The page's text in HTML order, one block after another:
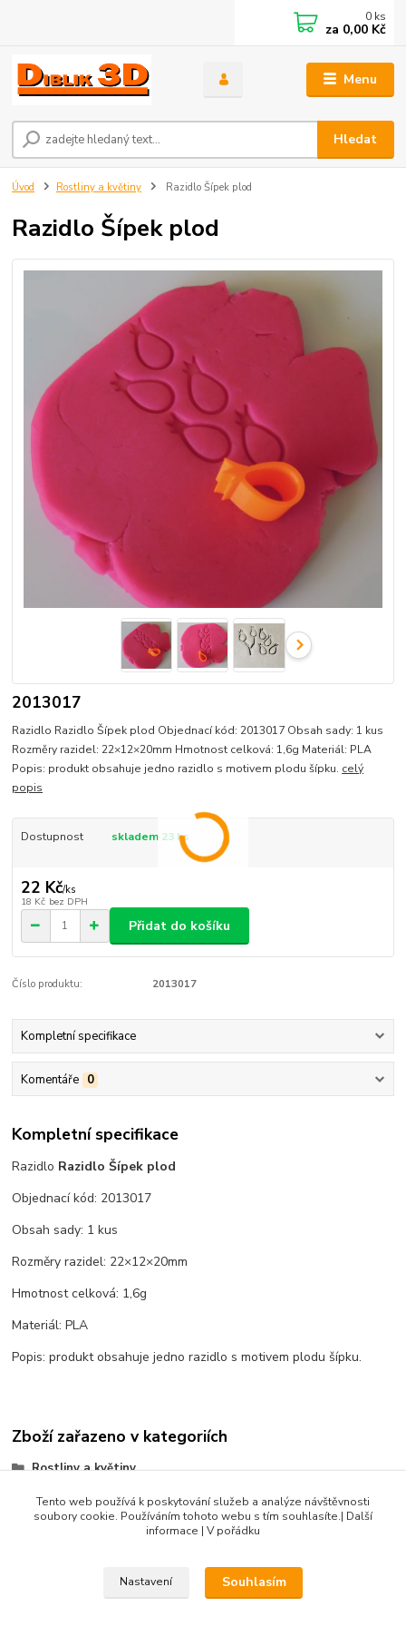
Menu
Hledat
0 ks
za 0,00 Kč
Úvod Rostliny a květiny Razidlo Šípek plod
Razidlo Šípek plod
2013017
Razidlo Razidlo Šípek plod Objednací kód: 2013017 Obsah sady: 1 kus
Rozměry razidel: 22×12×20mm Hmotnost celková: 1,6g Materiál: PLA
Popis: produkt obsahuje jedno razidlo s motivem plodu šípku. celý
popis
Dostupnost skladem 23 ks
22 Kč/ks
18 Kč bez DPH
Přidat do košíku
Číslo produktu: 2013017
Kompletní specifikace
Komentáře 0
Kompletní specifikace
Razidlo Razidlo Šípek plod
Objednací kód: 2013017
Obsah sady: 1 kus
Rozměry razidel: 22×12×20mm
Hmotnost celková: 1,6g
Materiál: PLA
Popis: produkt obsahuje jedno razidlo s motivem plodu šípku.
Zboží zařazeno v kategoriích
Rostliny a květiny
Květy a květiny
Listy, lístečky a větvičky
Tento web používá k poskytování služeb a analýze návštěvnosti
soubory cookie. Používáním tohoto webu s tím souhlasíte.| Další
informace | V pořádku
Nastavení Souhlasím